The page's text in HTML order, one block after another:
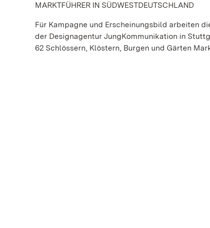
MARKTFÜHRER IN SÜDWESTDEUTSCHLAND
Für Kampagne und Erscheinungsbild arbeiten
der Designagentur JungKommunikation in
62 Schlössern, Klöstern, Burgen und Gärten